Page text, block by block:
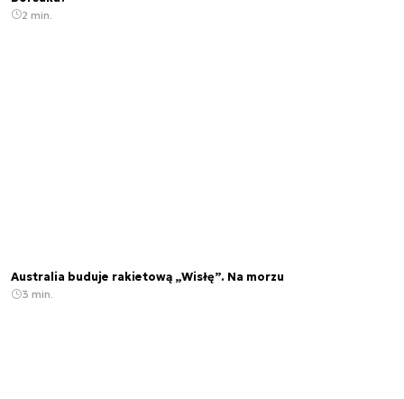
2 min.
Australia buduje rakietową „Wisłę”. Na morzu
3 min.